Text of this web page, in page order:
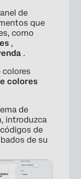
×
de
que
como
,
.
colores
colores
de
introduzca
de
de su